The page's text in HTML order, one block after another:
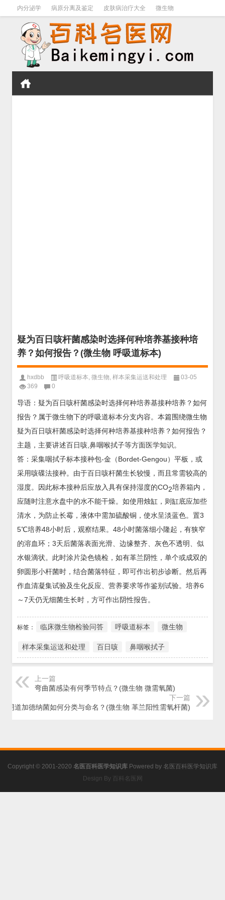
内分泌学 病原分离及鉴定 皮肤病治疗大全 微生物
皮肤病学 男科学 血液病学 心血管 口腔医学
疑为百日咳杆菌感染时选择何种培养基接种培
养？如何报告？(微生物 呼吸道标本)
hxdbb 呼吸道标本, 微生物, 样本采集运送和处理
03-05
369
0
导语：疑为百日咳杆菌感染时选择何种培养基接种培养？如何
报告？属于微生物下的呼吸道标本分支内容。本篇围绕微生物
疑为百日咳杆菌感染时选择何种培养基接种培养？如何报告？
主题，主要讲述百日咳,鼻咽喉拭子等方面医学知识。
答：采集咽拭子标本接种包-金（Bordet-Gengou）平板，或
采用咳碟法接种。由于百日咳杆菌生长较慢，而且常需较高的
湿度。因此标本接种后应放入具有保持湿度的CO2培养箱内，
应随时注意水盘中的水不能干燥。如使用烛缸，则缸底应加些
清水，为防止长霉，液体中需加硫酸铜，使水呈淡蓝色。置3
5℃培养48小时后，观察结果。48小时菌落细小隆起，有狭窄
的溶血环；3天后菌落表面光滑、边缘整齐、灰色不透明、似
水银滴状。此时涂片染色镜检，如有革兰阴性，单个或成双的
卵圆形小杆菌时，结合菌落特征，即可作出初步诊断。然后再
作血清凝集试验及生化反应、营养要求等作鉴别试验。培养6
～7天仍无细菌生长时，方可作出阴性报告。
标签： 临床微生物检验问答 呼吸道标本 微生物
样本采集运送和处理 百日咳 鼻咽喉拭子
上一篇
弯曲菌感染有何季节特点？(微生物 微需氧菌)
下一篇
阴道加德纳菌如何分类与命名？(微生物 革兰阳性需氧杆菌)
Copyright © 2001-2020 名医百科医学知识库 Powered by 名医百科医学知识库
Design By 百科名医网